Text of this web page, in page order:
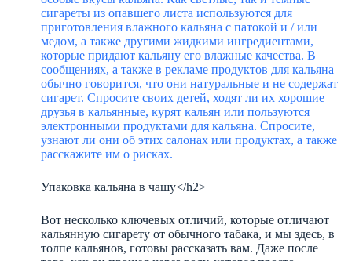
сигареты из опавшего листа используются для
приготовления влажного кальяна с патокой и / или
медом, а также другими жидкими ингредиентами,
которые придают кальяну его влажные качества. В
сообщениях, а также в рекламе продуктов для кальяна
обычно говорится, что они натуральные и не содержат
сигарет. Спросите своих детей, ходят ли их хорошие
друзья в кальянные, курят кальян или пользуются
электронными продуктами для кальяна. Спросите,
узнают ли они об этих салонах или продуктах, а также
расскажите им о рисках.
Упаковка кальяна в чашу</h2>
Вот несколько ключевых отличий, которые отличают
кальянную сигарету от обычного табака, и мы здесь, в
толпе кальянов, готовы рассказать вам. Даже после